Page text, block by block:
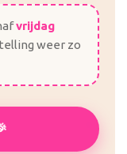
vrijdag
weer zo